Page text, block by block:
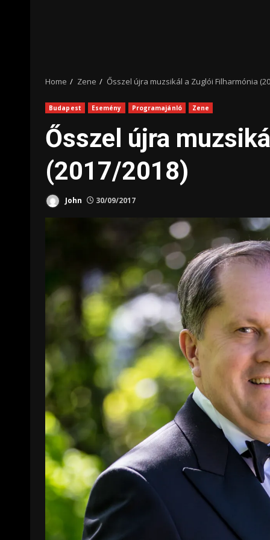
Home Zene Ősszel újra muzsikál a Zuglói Filharmónia
Budapest Esemény Programajánló Zene
Ősszel újra
(2017/2018)
John 30/09/2017